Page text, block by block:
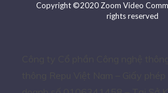
Copyright ©2020 Zoom Video
rights reserved